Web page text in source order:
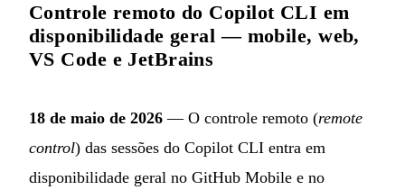
Controle remoto do Copilot CLI em
disponibilidade geral — mobile, web,
VS Code e JetBrains
18 de maio de 2026 — O controle remoto (remote
control) das sessões do Copilot CLI entra em
disponibilidade geral no GitHub Mobile e no